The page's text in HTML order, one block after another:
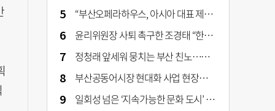
“부산오페라하우스, 아시아 대표 제작 극장 지향해야”
윤리위원장 사퇴 촉구한 조경태 “한동훈 제명 철회해야”
정청래 앞세워 뭉치는 부산 친노…전대 결과가 부산 민주 세력 판도 바꾼다
부산공동어시장 현대화 사업 현장서 오염토 발견
일회성 넘은 ‘지속가능한 문화 도시’ 원동력은 시민 지지 [부산은 열려 있다]